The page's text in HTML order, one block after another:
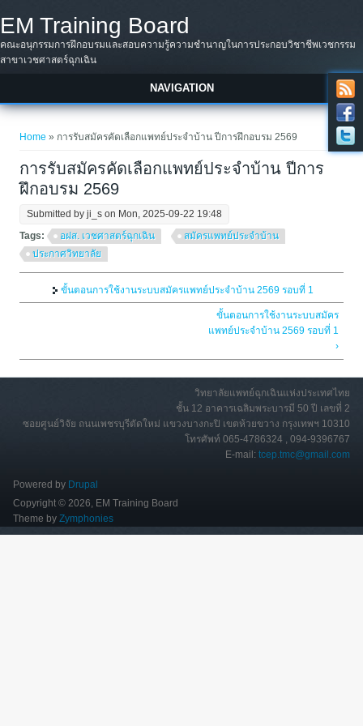
EM Training Board
คณะอนุกรรมการฝึกอบรมและสอบความรู้ความชำนาญในการประกอบวิชาชีพเวชกรรม
สาขาเวชศาสตร์ฉุกเฉิน
NAVIGATION
Home » การรับสมัครคัดเลือกแพทย์ประจำบ้าน ปีการฝึกอบรม 2569
การรับสมัครคัดเลือกแพทย์ประจำบ้าน ปีการ
ฝึกอบรม 2569
Submitted byji_s on Mon, 2025-09-22 19:48
Tags:
อฝส. เวชศาสตร์ฉุกเฉิน
สมัครแพทย์ประจำบ้าน
ประกาศวิทยาลัย
ขั้นตอนการใช้งานระบบสมัครแพทย์ประจำบ้าน 2569 รอบที่ 1
ขั้นตอนการใช้งานระบบสมัคร
แพทย์ประจำบ้าน 2569 รอบที่ 1
›
วิทยาลัยแพทย์ฉุกเฉินแห่งประเทศไทย
ชั้น 12 อาคารเฉลิมพระบารมี 50 ปี เลขที่ 2
ซอยศูนย์วิจัย ถนนเพชรบุรีตัดใหม่ แขวงบางกะปิ เขตห้วยขวาง กรุงเทพฯ 10310
โทรศัพท์ 065-4786324 , 094-9396767
E-mail:tcep.tmc@gmail.com
Powered by Drupal
Copyright © 2026, EM Training Board
Theme by Zymphonies